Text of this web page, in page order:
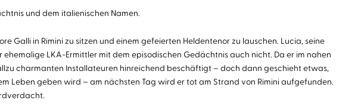
und dem italienischen Namen.
Galli in Rimini zu sitzen und einem gefeierten Heldentenor zu lauschen. Lucia, seine
LKA-Ermittler mit dem episodischen Gedächtnis auch nicht. Da er im nahen
charmanten Installateuren hinreichend beschäftigt – doch dann geschieht etwas,
Leben geben wird – am nächsten Tag wird er tot am Strand von Rimini aufgefunden.